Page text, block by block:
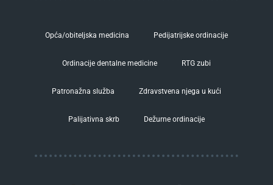
Opća/obiteljska medicina Pedijatrijske ordinacije
Ordinacije dentalne medicine RTG zubi
Patronažna služba Zdravstvena njega u kući
Palijativna skrb Dežurne ordinacije